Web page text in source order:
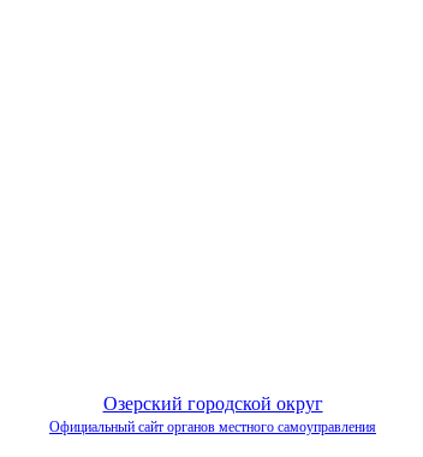
Озерский городской округ
Официальный сайт органов местного самоуправления